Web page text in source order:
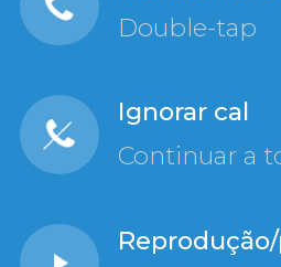
Double-tap
Ignorar cal
Continuar a